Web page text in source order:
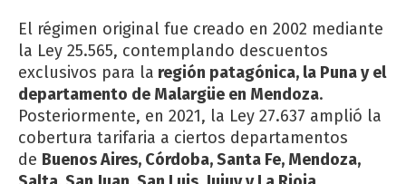
El régimen original fue creado en 2002 mediante
la Ley 25.565, contemplando descuentos
exclusivos para la región patagónica, la Puna y el
departamento de Malargüe en Mendoza.
Posteriormente, en 2021, la Ley 27.637 amplió la
cobertura tarifaria a ciertos departamentos
de Buenos Aires, Córdoba, Santa Fe, Mendoza,